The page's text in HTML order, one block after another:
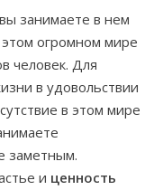
занимаете в нем
огромном мире
человек. Для
в удовольствии
в этом мире
заметным.
и ценность